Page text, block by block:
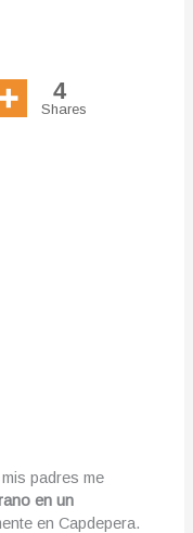
4
Shares
padres me
en un
en Capdepera.